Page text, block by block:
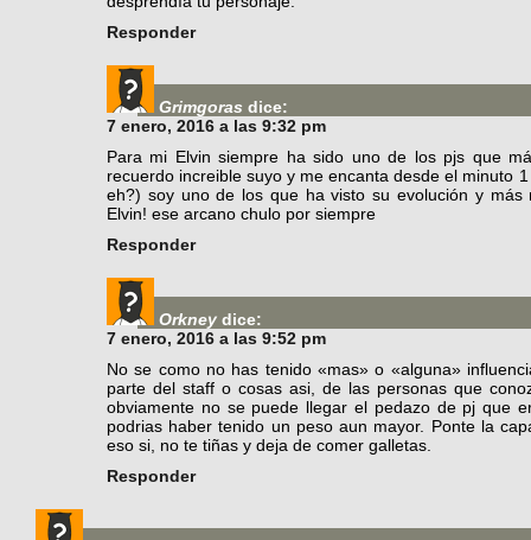
Responder
Grimgoras dice:
7 enero, 2016 a las 9:32 pm
Para mi Elvin siempre ha sido uno de los pjs que
recuerdo increible suyo y me encanta desde el minuto
eh?) soy uno de los que ha visto su evolución y
Elvin! ese arcano chulo por siempre
Responder
Orkney dice:
7 enero, 2016 a las 9:52 pm
No se como no has tenido «mas» o «alguna»
parte del staff o cosas asi, de las personas que
obviamente no se puede llegar el pedazo de pj que
podrias haber tenido un peso aun mayor. Ponte la
eso si, no te tiñas y deja de comer galletas.
Responder